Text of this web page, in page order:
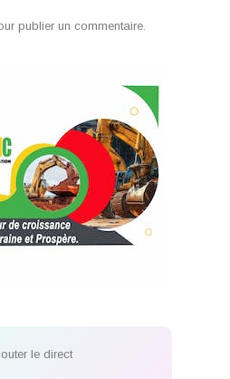
publier un commentaire.